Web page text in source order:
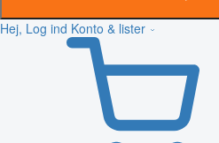
Hej, Log ind Konto & lister